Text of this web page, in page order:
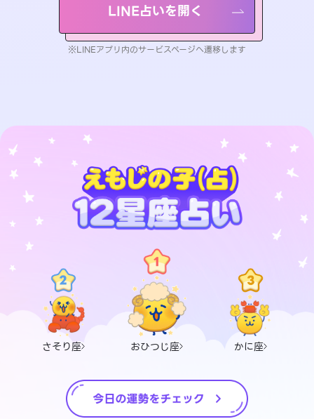
LINE占いを開く
※LINEアプリ内のサービスページへ遷移します
さそり座 おひつじ座 かに座